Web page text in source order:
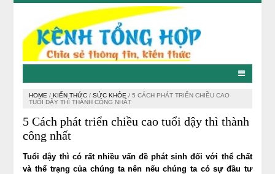
HOME /KIẾN THỨC /SỨC KHỎE /5 CÁCH PHÁT TRIỂN CHIỀU CAO
TUỔI DẬY THÌ THÀNH CÔNG NHẤT
5 Cách phát triển chiều cao tuổi dậy thì thành
công nhất
Tuổi dậy thì có rất nhiều vấn đề phát sinh đối với thể chất
và thể trạng của chúng ta nên nếu chúng ta có sự đầu tư